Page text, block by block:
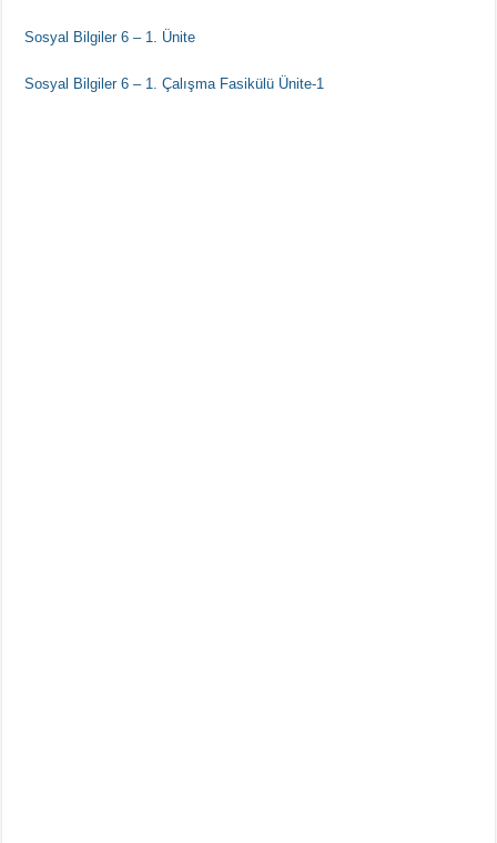
Sosyal Bilgiler 6 – 1. Ünite
Sosyal Bilgiler 6 – 1. Çalışma Fasikülü Ünite-1